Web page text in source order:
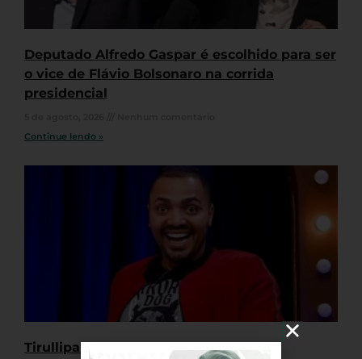
Deputado Alfredo Gaspar é escolhido para ser
o vice de Flávio Bolsonaro na corrida
presidencial
Continue lendo »
Tirullipa é condenado ao pagamento